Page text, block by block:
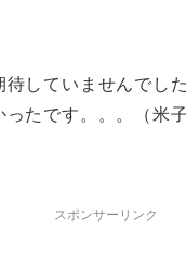
待していませんでし
ったです。。。（米
スポンサーリンク